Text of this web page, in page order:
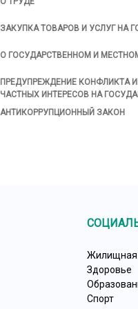
ЗАКУПКА ТОВАРОВ И УСЛУГ НА
О ГОСУДАРСТВЕННОМ И
ПРЕДУПРЕЖДЕНИЕ КОНФЛИКТА
ЧАСТНЫХ ИНТЕРЕСОВ НА
АНТИКОРРУПЦИОННЫЙ ЗАКОН
Жилищная
Здоровье
Спорт